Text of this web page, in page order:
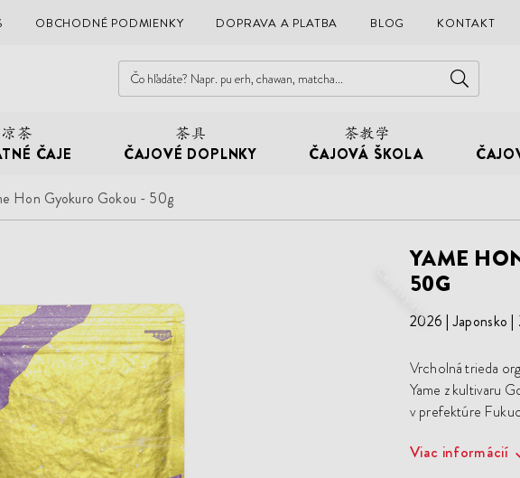
OBCHODNÉ PODMIENKY DOPRAVA A PLATBA BLOG KONTAKT
ČAJE ČAJOVÉ DOPLNKY ČAJOVÁ ŠKOLA
Hon Gyokuro Gokou - 50g
Čerstvý zber
YAME
50G
2026 Japonsko
Vrcholná trieda
Yame z kultivaru
v prefektúre
Viac informácií